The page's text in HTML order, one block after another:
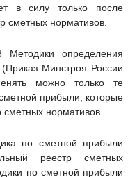
в силу только после
сметных нормативов.
определения
(Приказ Минстроя России
можно только те
прибыли, которые
нормативов.
по сметной прибыли
реестр сметных
по сметной прибыли